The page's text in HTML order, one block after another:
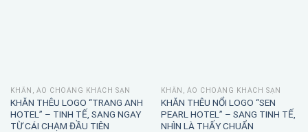
KHĂN, ÁO CHOÀNG KHÁCH SẠN
KHĂN THÊU LOGO “TRANG ANH
HOTEL” – TINH TẾ, SANG NGAY
TỪ CÁI CHẠM ĐẦU TIÊN
KHĂN, ÁO CHOÀNG KHÁCH SẠN
KHĂN THÊU NỔI LOGO “SEN
PEARL HOTEL” – SANG TINH TẾ,
NHÌN LÀ THẤY CHUẨN